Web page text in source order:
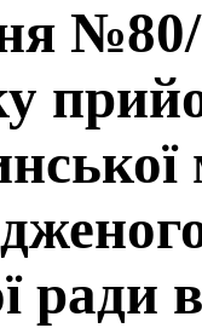
№80/
ради